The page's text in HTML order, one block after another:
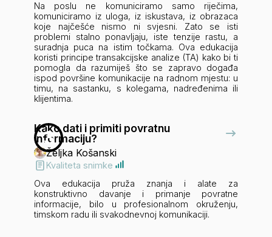
Na poslu ne komuniciramo samo riječima,
komuniciramo iz uloga, iz iskustava, iz obrazaca
koje najčešće nismo ni svjesni. Zato se isti
problemi stalno ponavljaju, iste tenzije rastu, a
suradnja puca na istim točkama. Ova edukacija
koristi principe transakcijske analize (TA) kako bi ti
pomogla da razumiješ što se zapravo događa
ispod površine komunikacije na radnom mjestu: u
timu, na sastanku, s kolegama, nadređenima ili
klijentima.
3
Kako dati i primiti povratnu
informaciju?
Željka Košanski
Kvaliteta snimke
Ova edukacija pruža znanja i alate za
konstruktivno davanje i primanje povratne
informacije, bilo u profesionalnom okruženju,
timskom radu ili svakodnevnoj komunikaciji.